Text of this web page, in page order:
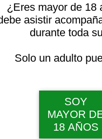
¿Eres mayor de 18
asistir
durante toda
Solo un adulto
SOY
MAYOR
18 AÑOS
– 2:00 p. m.
2440, Viña del